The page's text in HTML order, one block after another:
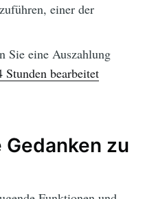
einer der
Sie eine Auszahlung
bearbeitet
zu